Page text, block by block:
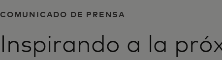
COMUNICADO DE PRENSA
Inspirando a la